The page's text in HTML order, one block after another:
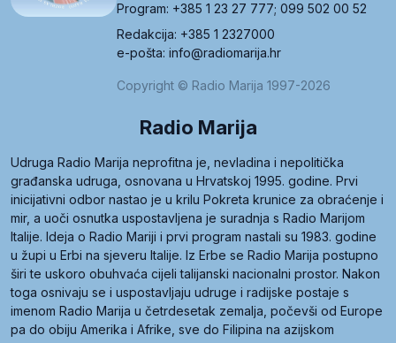
Program: +385 1 23 27 777; 099 502 00 52
Redakcija: +385 1 2327000
e-pošta: info@radiomarija.hr
Copyright © Radio Marija 1997-2026
Radio Marija
Udruga Radio Marija neprofitna je, nevladina i nepolitička
građanska udruga, osnovana u Hrvatskoj 1995. godine. Prvi
inicijativni odbor nastao je u krilu Pokreta krunice za obraćenje i
mir, a uoči osnutka uspostavljena je suradnja s Radio Marijom
Italije. Ideja o Radio Mariji i prvi program nastali su 1983. godine
u župi u Erbi na sjeveru Italije. Iz Erbe se Radio Marija postupno
širi te uskoro obuhvaća cijeli talijanski nacionalni prostor. Nakon
toga osnivaju se i uspostavljaju udruge i radijske postaje s
imenom Radio Marija u četrdesetak zemalja, počevši od Europe
pa do obiju Amerika i Afrike, sve do Filipina na azijskom